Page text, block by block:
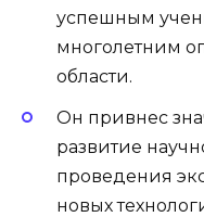
успешным
многолетним
области.
Он привнес
развитие
проведения
новых